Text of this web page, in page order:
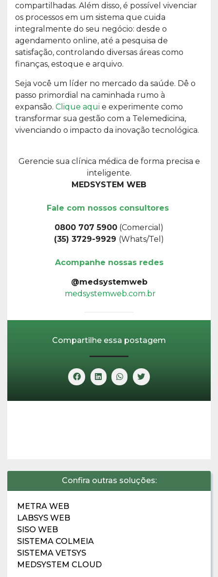
compartilhadas. Além disso, é possível vivenciar
os processos em um sistema que cuida
integralmente do seu negócio: desde o
agendamento online, até a pesquisa de
satisfação, controlando diversas áreas como
finanças, estoque e arquivo.
Seja você um líder no mercado da saúde. Dê o
passo primordial na caminhada rumo à
expansão. Clique aqui e experimente como
transformar sua gestão com a Telemedicina,
vivenciando o impacto da inovação tecnológica.
Gerencie sua clínica médica de forma precisa e
inteligente.
MEDSYSTEM WEB
Fale com nossos consultores
0800 707 5900 (Comercial)
(35) 3729-9929 (Whats/Tel)
Acompanhe nossas redes
@medsystemweb
medsystemweb.com.br
Compartilhe essa postagem
Confira outras soluções:
METRA WEB
LABSYS WEB
SISO WEB
SISTEMA COLMEIA
SISTEMA VETSYS
MEDSYSTEM CLOUD